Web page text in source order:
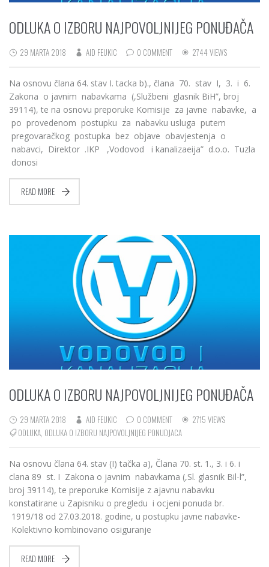
ODLUKA O IZBORU NAJPOVOLJNIJEG PONUĐAČA
29 MARTA 2018 AID FEUKIC 0 COMMENT 2744 VIEWS
Na osnovu člana 64. stav I. tacka b)., člana 70. stav I, 3. i 6.
Zakona o javnim nabavkama (,Službeni glasnik BiH”, broj
39114), te na osnovu preporuke Komisije za javne nabavke, a
po provedenom postupku za nabavku usluga putem
pregovaračkog postupka bez objave obavjestenja o
nabavci, Direktor .IKP ,Vodovod i kanalizaeija” d.o.o. Tuzla
donosi
READ MORE
ODLUKA O IZBORU NAJPOVOLJNIJEG PONUĐAČA
29 MARTA 2018 AID FEUKIC 0 COMMENT
2715 VIEWS
ODLUKA, ODLUKA O IZBORU NAJPOVOLJNIJEG PONUDJACA
Na osnovu člana 64. stav (I) tačka a), Člana 70. st. 1., 3. i 6. i
clana 89 st. I Zakona o javnim nabavkama (,Sl. glasnik Bil-l”,
broj 39114), te preporuke Komisije z ajavnu nabavku
konstatirane u Zapisniku o pregledu i ocjeni ponuda br.
1919/18 od 27.03.2018. godine, u postupku javne nabavke-
Kolektivno kombinovano osiguranje
READ MORE